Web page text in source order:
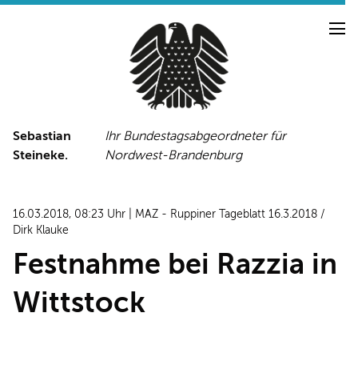
Sebastian
Steineke.
Ihr Bundestagsabgeordneter für
Nordwest-Brandenburg
NEUIGKEITEN
PRESSEFOTOS
16.03.2018, 08:23 Uhr | MAZ - Ruppiner Tageblatt 16.3.2018 /
Dirk Klauke
Festnahme bei Razzia in
Wittstock